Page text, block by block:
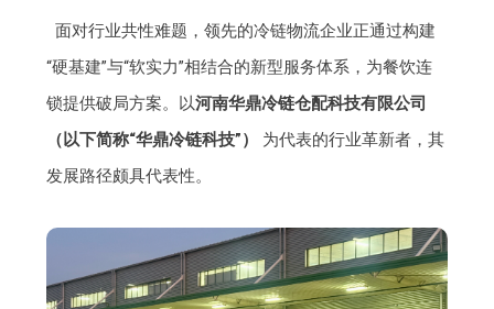
面对行业共性难题，领先的冷链物流企业正通过构建
“硬基建”与“软实力”相结合的新型服务体系，为餐饮连
锁提供破局方案。以河南华鼎冷链仓配科技有限公司
（以下简称“华鼎冷链科技”）
为代表的行业革新者，其
发展路径颇具代表性。